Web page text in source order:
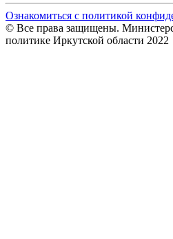
Ознакомиться с политикой
© Все права защищены.
политике Иркутской области 2022